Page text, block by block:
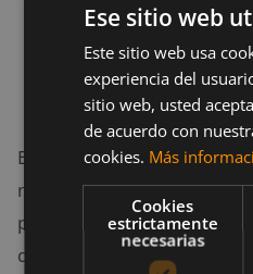
Problemas capilares
Acné
Poca elasticidad
En el tratamiento de
mejores resultados cuando
principios activos o
descarta la existencia de
Ese sitio web
Este sitio web usa
experiencia del
sitio web, usted
de acuerdo con
cookies. Más
Cookies
estrictamente
necesarias